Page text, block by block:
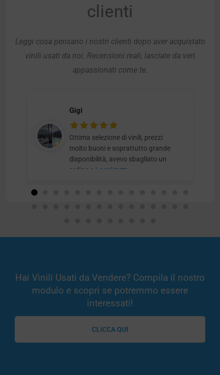
clienti
Leggi cosa pensano i nostri clienti dopo aver acquistato
vinili usati da noi. Recensioni reali, lasciate da veri
appassionati come te.
Gigi
Ottima selezione di vinili, prezzi
molto buoni e soprattutto grande
disponibilità, avevo sbagliato un
ordine e Leggi tutto
Hai Vinili Usati da Vendere? Compila il nostro
modulo e scopri se potremmo essere
interessati!
CLICCA QUI